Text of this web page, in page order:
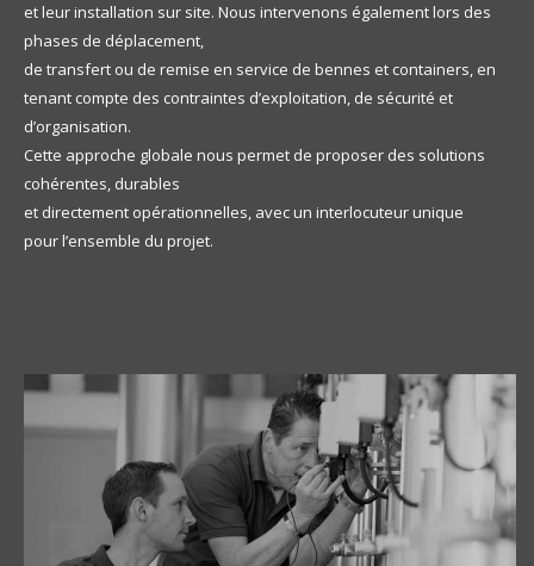
et leur installation sur site. Nous intervenons également lors des
phases de déplacement,
de transfert ou de remise en service de bennes et containers, en
tenant compte des contraintes d’exploitation, de sécurité et
d’organisation.
Cette approche globale nous permet de proposer des solutions
cohérentes, durables
et directement opérationnelles, avec un interlocuteur unique
pour l’ensemble du projet.